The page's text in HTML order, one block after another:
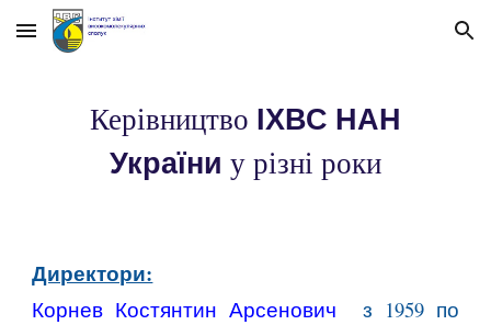
Skip to main content Skip to navigation
Керівництво ІХВС НАН
України у різні роки
Директори:
Корнев Костянтин Арсенович з 1959 по